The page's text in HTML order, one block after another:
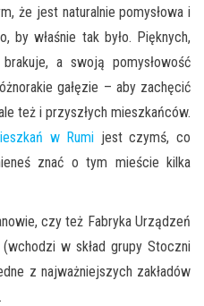
że jest naturalnie pomysłowa i
by właśnie tak było. Pięknych,
a swoją pomysłowość
gałęzie – aby zachęcić
też i przyszłych mieszkańców.
w Rumi jest czymś, co
znać o tym mieście kilka
czy też Fabryka Urządzeń
w skład grupy Stoczni
z najważniejszych zakładów